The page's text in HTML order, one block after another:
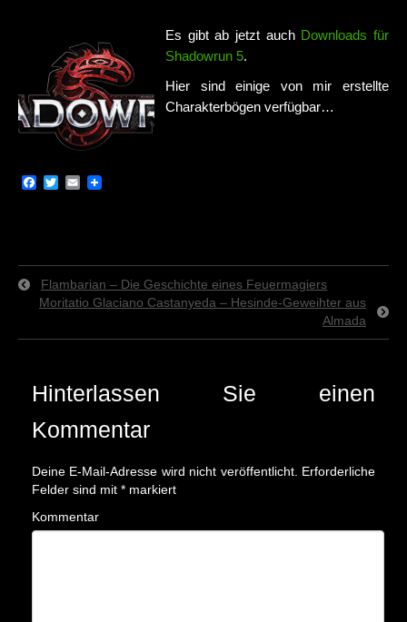
Es gibt ab jetzt auch Downloads für
Shadowrun 5.
Hier sind einige von mir erstellte
Charakterbögen verfügbar…
Facebook
TwitterEmail
Flambarian – Die Geschichte eines Feuermagiers
Moritatio Glaciano Castanyeda – Hesinde-Geweihter aus
Almada
Hinterlassen Sie einen
Kommentar
Deine E-Mail-Adresse wird nicht veröffentlicht. Erforderliche
Felder sind mit * markiert
Kommentar